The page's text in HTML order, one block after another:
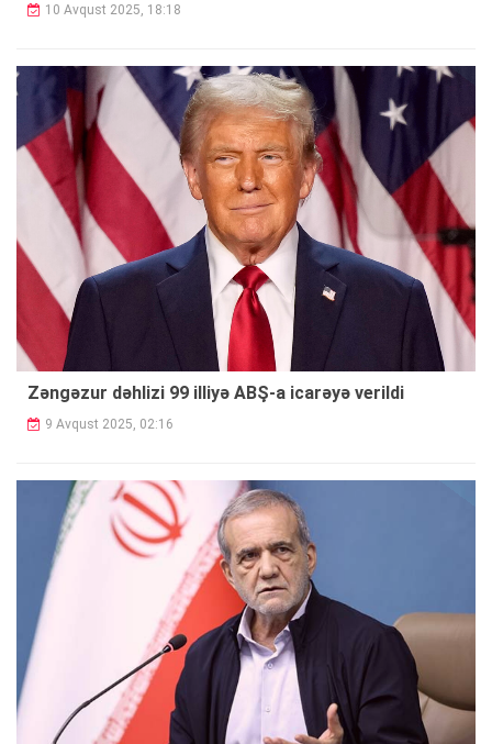
10 Avqust 2025, 18:18
Zəngəzur dəhlizi 99 illiyə ABŞ-a icarəyə verildi
9 Avqust 2025, 02:16